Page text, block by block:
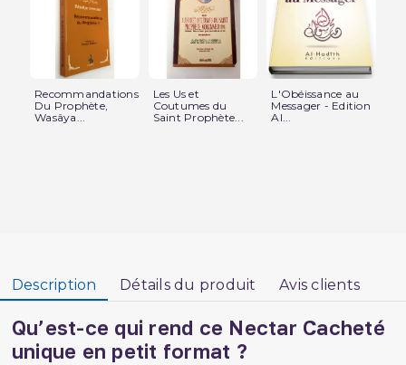
Recommandations
Du Prophète,
Wasâya...
Les Us et
Coutumes du
Saint Prophète...
L'Obéissance au
Messager - Edition
Al...
Description Détails du produit Avis clients
Qu’est-ce qui rend ce Nectar Cacheté
unique en petit format ?